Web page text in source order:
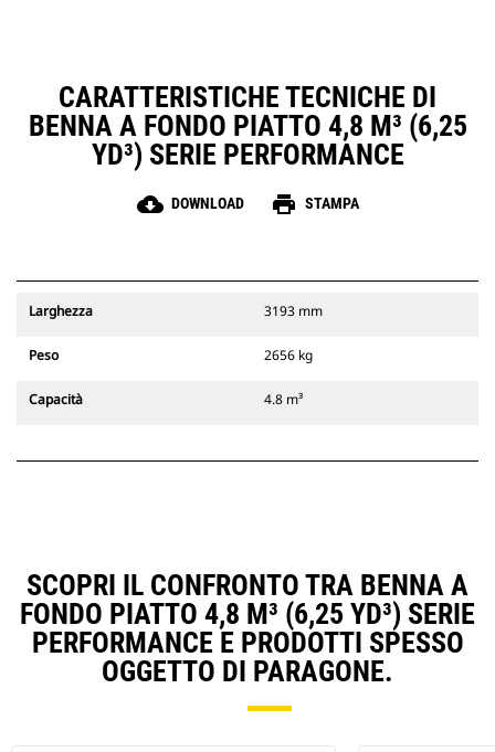
CARATTERISTICHE TECNICHE DI
BENNA A FONDO PIATTO 4,8 M³ (6,25
YD³) SERIE PERFORMANCE
cloud_download DOWNLOAD print STAMPA
Larghezza 3193 mm
Peso 2656 kg
Capacità 4.8 m³
SCOPRI IL CONFRONTO TRA BENNA A
FONDO PIATTO 4,8 M³ (6,25 YD³) SERIE
PERFORMANCE E PRODOTTI SPESSO
OGGETTO DI PARAGONE.